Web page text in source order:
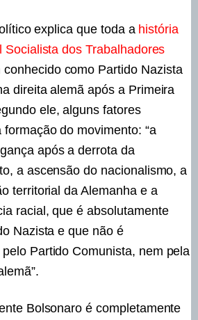
explica que toda a história
Socialista dos Trabalhadores
como Partido Nazista
direita alemã após a Primeira
ele, alguns fatores
do movimento: “a
após a derrota da
a ascensão do nacionalismo, a
territorial da Alemanha e a
racial, que é absolutamente
Nazista e que não é
Partido Comunista, nem pela
Bolsonaro é completamente